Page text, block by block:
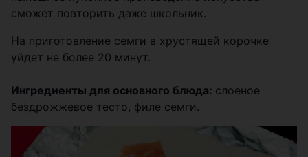
сможет повторить даже школьник.
На приготовление семги в хрустящей корочке
уйдет не более 20 минут.
Ингредиенты для основного блюда: слоеное
бездрожжевое тесто, филе семги.